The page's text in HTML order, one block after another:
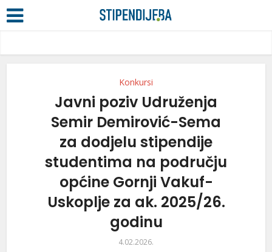
Konkursi
Javni poziv Udruženja
Semir Demirović-Sema
za dodjelu stipendije
studentima na području
općine Gornji Vakuf-
Uskoplje za ak. 2025/26.
godinu
4.02.2026.